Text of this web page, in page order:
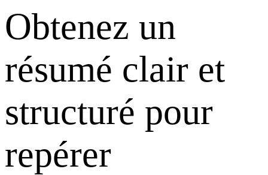
Obtenez un
résumé clair et
structuré pour
repérer